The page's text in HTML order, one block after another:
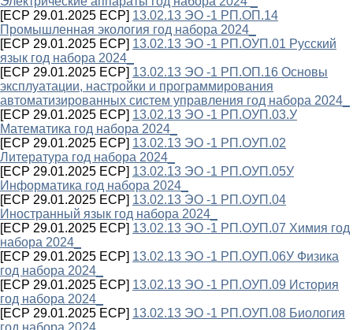
[ECP 29.01.2025 ECP] 13.02.13 ЭО -1 РП.ОП.14
Промышленная экология год набора 2024_
[ECP 29.01.2025 ECP] 13.02.13 ЭО -1 РП.ОУП.01 Русский
язык год набора 2024_
[ECP 29.01.2025 ECP] 13.02.13 ЭО -1 РП.ОП.16 Основы
эксплуатации, настройки и программирования
автоматизированных систем управления год набора 2024_
[ECP 29.01.2025 ECP] 13.02.13 ЭО -1 РП.ОУП.03.У
Математика год набора 2024_
[ECP 29.01.2025 ECP] 13.02.13 ЭО -1 РП.ОУП.02
Литература год набора 2024_
[ECP 29.01.2025 ECP] 13.02.13 ЭО -1 РП.ОУП.05У
Информатика год набора 2024_
[ECP 29.01.2025 ECP] 13.02.13 ЭО -1 РП.ОУП.04
Иностранный язык год набора 2024_
[ECP 29.01.2025 ECP] 13.02.13 ЭО -1 РП.ОУП.07 Химия год
набора 2024_
[ECP 29.01.2025 ECP] 13.02.13 ЭО -1 РП.ОУП.06У Физика
год набора 2024_
[ECP 29.01.2025 ECP] 13.02.13 ЭО -1 РП.ОУП.09 История
год набора 2024_
[ECP 29.01.2025 ECP] 13.02.13 ЭО -1 РП.ОУП.08 Биология
год набора 2024_